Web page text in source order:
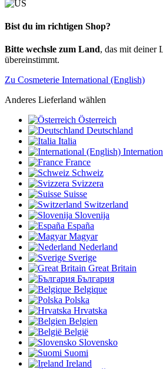
Bist du im richtigen Shop?
Bitte wechsle zum Land, das mit deiner
übereinstimmt.
Zu Cosmeterie International (English)
Anderes Lieferland wählen
Österreich
Deutschland
Italia
France
Schweiz
Svizzera
Suisse
Switzerland
Slovenija
España
Magyar
Nederland
Sverige
Great Britain
България
Belgique
Polska
Hrvatska
Belgien
België
Slovensko
Suomi
Ireland